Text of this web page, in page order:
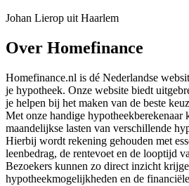
Johan Lierop uit Haarlem
Over Homefinance
Homefinance.nl is dé Nederlandse
je hypotheek. Onze website biedt
je helpen bij het maken van de beste
Met onze handige hypotheekberekenaar
maandelijkse lasten van verschillende
Hierbij wordt rekening gehouden met
leenbedrag, de rentevoet en de looptijd
Bezoekers kunnen zo direct inzicht
hypotheekmogelijkheden en de